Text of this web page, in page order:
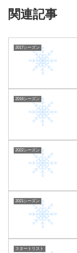
関連記事
2017シーズン
2016シーズン
2022シーズン
2021シーズン
スタートリスト